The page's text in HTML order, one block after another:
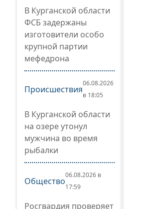
В Курганской области
ФСБ задержаны
изготовители особо
крупной партии
мефедрона
Происшествия
06.08.2026
в 18:05
В Курганской области
на озере утонул
мужчина во время
рыбалки
Общество
06.08.2026 в
17:59
Росгвардия проверяет